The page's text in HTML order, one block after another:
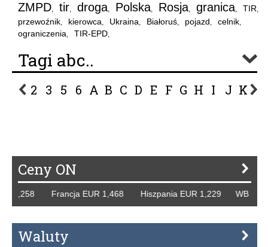
ZMPD, tir, droga, Polska, Rosja, granica, TIR,
przewoźnik, kierowca, Ukraina, Białoruś, pojazd, celnik,
ograniczenia, TIR-EPD,
Tagi abc..
2 3 5 6 A B C D E F G H I J K L
Ceny ON
Francja EUR 1,468 Hiszpania EUR 1,229 WB GBP
Waluty